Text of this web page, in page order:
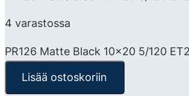
4 varastossa
PR126 Matte Black 10x20 5/120
Lisää ostoskoriin